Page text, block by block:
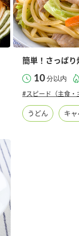
ぽん酢サワ
簡単！さっぱり
10分以内
#スピード（主食・
うどん キ